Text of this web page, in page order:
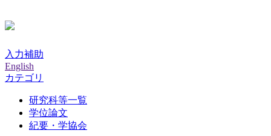
入力補助
English
カテゴリ
研究科等一覧
学位論文
紀要・学協会